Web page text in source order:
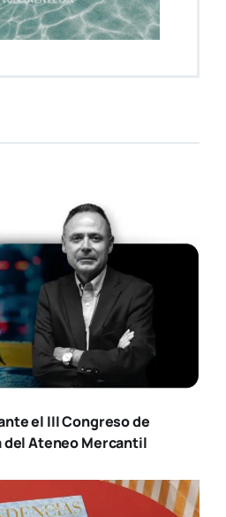
el III Congreso de
Ateneo Mercantil